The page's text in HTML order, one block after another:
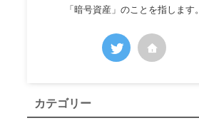
「暗号資産」のことを指します。
カテゴリー